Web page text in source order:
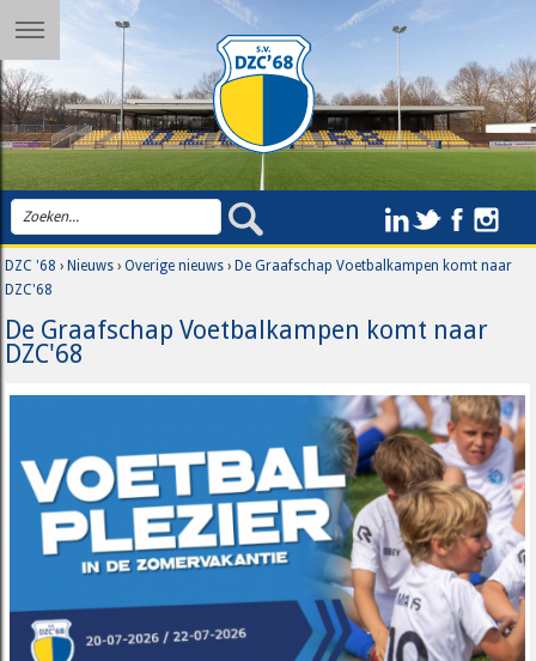
DZC '68 ›Nieuws ›Overige nieuws ›De Graafschap Voetbalkampen komt naar
DZC'68
De Graafschap Voetbalkampen komt naar
DZC'68